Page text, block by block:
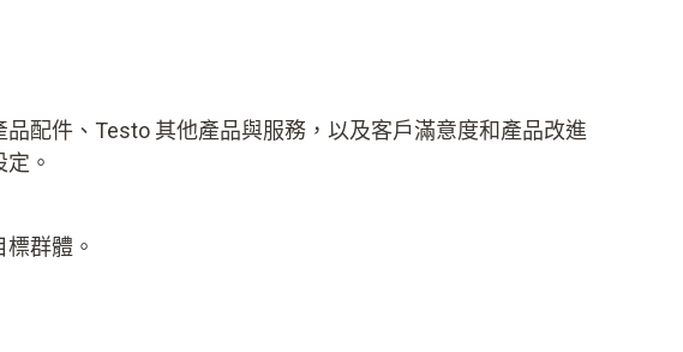
配件、Testo 其他產品與服務，以及客戶滿意度和產品改進
。
群體。